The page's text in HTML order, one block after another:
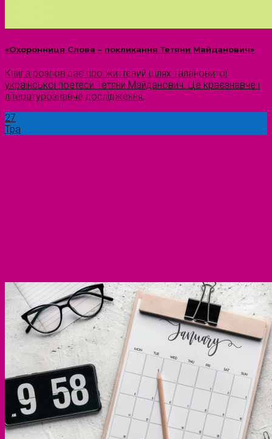
«Охоронниця Слова – покликання Тетяни Майданович»
Книга розповідає про життєвий шлях талановитої
української поетеси Тетяни Майданович. Це краєзнавче і
літературознавче дослідження,
27
Тра